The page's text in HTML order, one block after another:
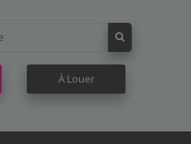
À Louer